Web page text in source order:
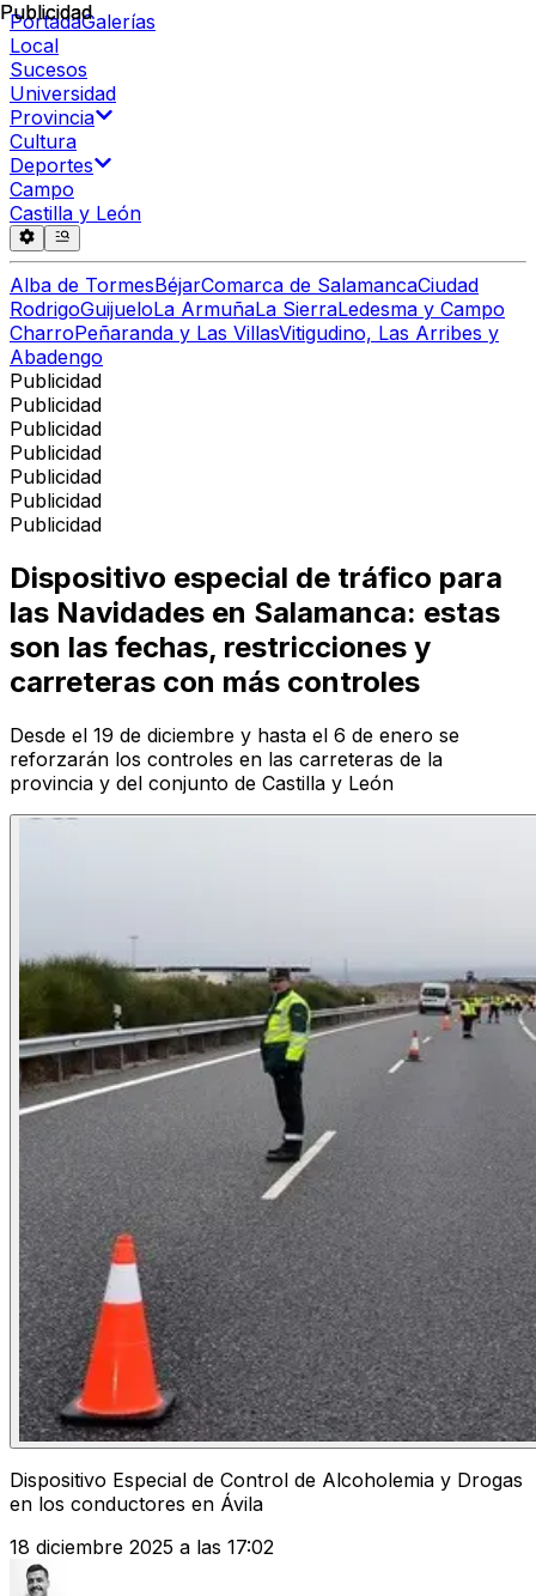
PortadaGalerías
Local
Sucesos
Universidad
Provincia
Cultura
Deportes
Campo
Castilla y León
Alba de TormesBéjarComarca de SalamancaCiudad
RodrigoGuijueloLa ArmuñaLa SierraLedesma y Campo
CharroPeñaranda y Las VillasVitigudino, Las Arribes y
Abadengo
Publicidad
Publicidad
Publicidad
Publicidad
Publicidad
Publicidad
Publicidad
Publicidad
Dispositivo especial de tráfico para
las Navidades en Salamanca: estas
son las fechas, restricciones y
carreteras con más controles
Desde el 19 de diciembre y hasta el 6 de enero se
reforzarán los controles en las carreteras de la
provincia y del conjunto de Castilla y León
Dispositivo Especial de Control de Alcoholemia y Drogas
en los conductores en Ávila
18 diciembre 2025 a las 17:02
Publicidad